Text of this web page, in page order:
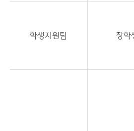
학생지원팀 장학